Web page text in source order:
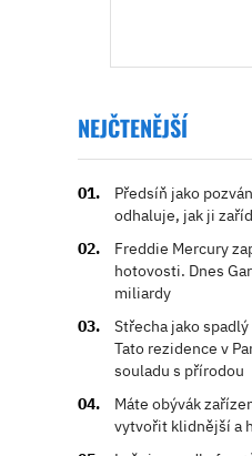
NEJČTENĚJŠÍ
Předsíň jako
odhaluje, jak ji
Freddie Mercury
hotovosti. Dnes
miliardy
Střecha jako
Tato rezidence v
souladu s přírodou
Máte obývák
vytvořit klidnější a